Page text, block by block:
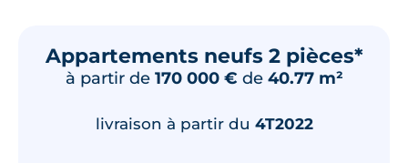
Appartements neufs 2 pièces*
à partir de 170 000 € de 40.77 m²
livraison à partir du 4T2022